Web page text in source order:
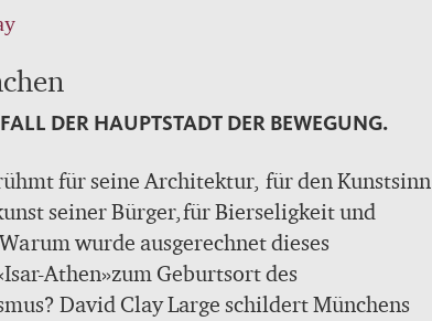
DER HAUPTSTADT DER BEWEGUNG.
für seine Architektur, für den Kunstsinn
seiner Bürger,für Bierseligkeit und
wurde ausgerechnet dieses
Athen»zum Geburtsort des
David Clay Large schildert Münchens